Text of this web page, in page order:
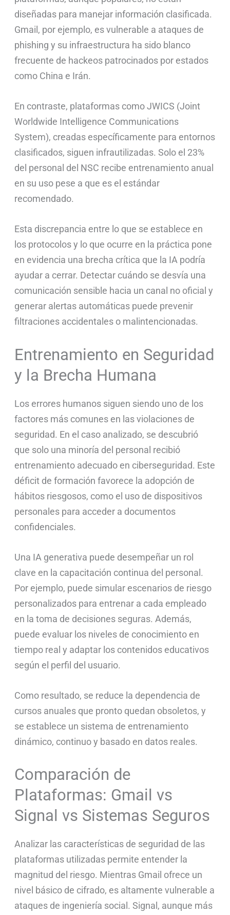
diseñadas para manejar información clasificada.
Gmail, por ejemplo, es vulnerable a ataques de
phishing y su infraestructura ha sido blanco
frecuente de hackeos patrocinados por estados
como China e Irán.
En contraste, plataformas como JWICS (Joint
Worldwide Intelligence Communications
System), creadas específicamente para entornos
clasificados, siguen infrautilizadas. Solo el 23%
del personal del NSC recibe entrenamiento anual
en su uso pese a que es el estándar
recomendado.
Esta discrepancia entre lo que se establece en
los protocolos y lo que ocurre en la práctica pone
en evidencia una brecha crítica que la IA podría
ayudar a cerrar. Detectar cuándo se desvía una
comunicación sensible hacia un canal no oficial y
generar alertas automáticas puede prevenir
filtraciones accidentales o malintencionadas.
Entrenamiento en Seguridad
y la Brecha Humana
Los errores humanos siguen siendo uno de los
factores más comunes en las violaciones de
seguridad. En el caso analizado, se descubrió
que solo una minoría del personal recibió
entrenamiento adecuado en ciberseguridad. Este
déficit de formación favorece la adopción de
hábitos riesgosos, como el uso de dispositivos
personales para acceder a documentos
confidenciales.
Una IA generativa puede desempeñar un rol
clave en la capacitación continua del personal.
Por ejemplo, puede simular escenarios de riesgo
personalizados para entrenar a cada empleado
en la toma de decisiones seguras. Además,
puede evaluar los niveles de conocimiento en
tiempo real y adaptar los contenidos educativos
según el perfil del usuario.
Como resultado, se reduce la dependencia de
cursos anuales que pronto quedan obsoletos, y
se establece un sistema de entrenamiento
dinámico, continuo y basado en datos reales.
Comparación de
Plataformas: Gmail vs
Signal vs Sistemas Seguros
Analizar las características de seguridad de las
plataformas utilizadas permite entender la
magnitud del riesgo. Mientras Gmail ofrece un
nivel básico de cifrado, es altamente vulnerable a
ataques de ingeniería social. Signal, aunque más